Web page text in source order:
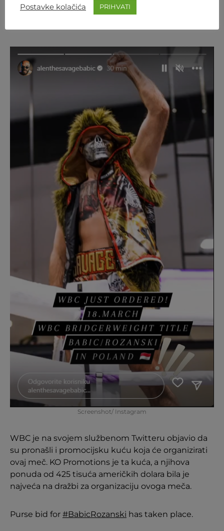
25-1) povukao u mirovinu kao prvak, ova dvojica
Screenshot/ Instagram
WBC je na svojem službenom Twitteru objavio da
su pronašli i promocijsku kuću koja će organizirati
ovaj meč. KO Promotions je ta kuća, a njihova
ponuda od 425 tisuća američkih dolara bila je
najveća na dražbi za organizaciju ovoga meča.
Purse bid for #BabicRozanski has taken place.
Postavke kolačića PRIHVATI